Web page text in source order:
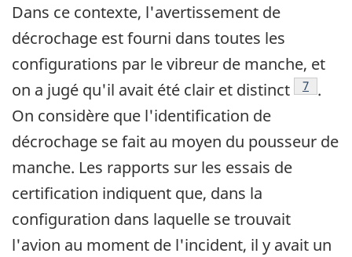
Dans ce contexte, l'avertissement de
décrochage est fourni dans toutes les
configurations par le vibreur de manche, et
on a jugé qu'il avait été clair et distinct
Footnote
7 .
On considère que l'identification de
décrochage se fait au moyen du pousseur de
manche. Les rapports sur les essais de
certification indiquent que, dans la
configuration dans laquelle se trouvait
l'avion au moment de l'incident, il y avait un